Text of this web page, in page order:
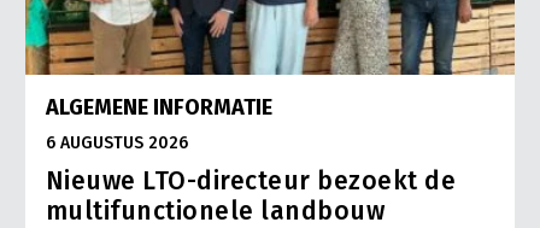
ALGEMENE INFORMATIE
6 AUGUSTUS 2026
Nieuwe LTO-directeur bezoekt de
multifunctionele landbouw